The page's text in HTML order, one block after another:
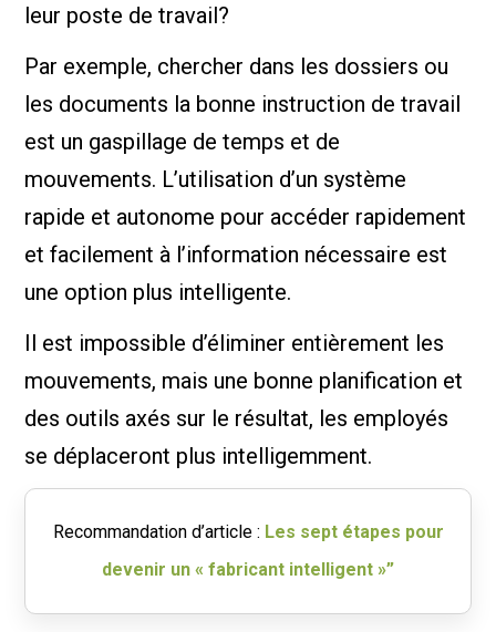
leur poste de travail?
Par exemple, chercher dans les dossiers ou
les documents la bonne instruction de travail
est un gaspillage de temps et de
mouvements. L’utilisation d’un système
rapide et autonome pour accéder rapidement
et facilement à l’information nécessaire est
une option plus intelligente.
Il est impossible d’éliminer entièrement les
mouvements, mais une bonne planification et
des outils axés sur le résultat, les employés
se déplaceront plus intelligemment.
Recommandation d’article : Les sept étapes pour
devenir un « fabricant intelligent »”